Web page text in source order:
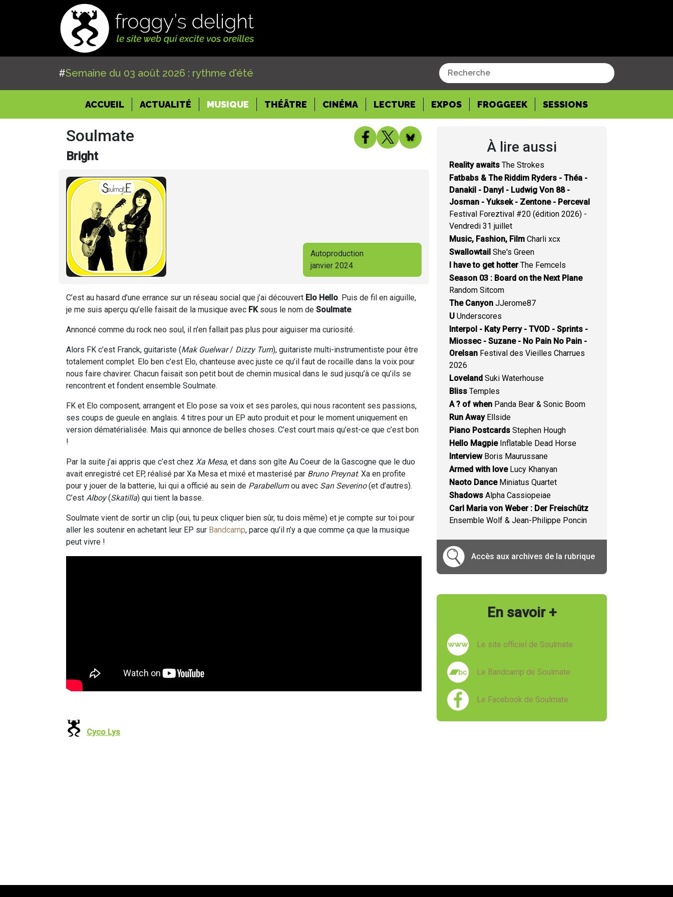
#Semaine du 03 août 2026 : rythme d'été
ACCUEIL(CURRENT)
ACTUALITÉ MUSIQUE THÉÂTRE CINÉMA LECTURE EXPOS FROGGEEK SESSIONS
Soulmate
Bright
Autoproduction
janvier 2024
C’est au hasard d’une errance sur un réseau social que j’ai découvert Elo Hello. Puis de fil en aiguille,
je me suis aperçu qu’elle faisait de la musique avec FKsous le nom de Soulmate.
Annoncé comme du rock neo soul, il n’en fallait pas plus pour aiguiser ma curiosité.
Alors FK c’est Franck, guitariste (Mak Guelwar/ Dizzy Turn), guitariste multi-instrumentiste pour être
totalement complet. Elo ben c’est Elo, chanteuse avec juste ce qu’il faut de rocaille dans la voix pour
nous faire chavirer. Chacun faisait son petit bout de chemin musical dans le sud jusqu’à ce qu’ils se
rencontrent et fondent ensemble Soulmate.
FK et Elo composent, arrangent et Elo pose sa voix et ses paroles, qui nous racontent ses passions,
ses coups de gueule en anglais. 4 titres pour un EP auto produit et pour le moment uniquement en
version dématérialisée. Mais qui annonce de belles choses. C’est court mais qu’est-ce que c’est bon
!
Par la suite j’ai appris que c’est chez Xa Mesa, et dans son gîte Au Coeur de la Gascogne que le duo
avait enregistré cet EP, réalisé par Xa Mesa et mixé et masterisé par Bruno Preynat. Xa en profite
pour y jouer de la batterie, lui qui a officié au sein de Parabellumou avec San Severino(et d’autres).
C’est Alboy(Skatilla) qui tient la basse.
Soulmate vient de sortir un clip (oui, tu peux cliquer bien sûr, tu dois même) et je compte sur toi pour
aller les soutenir en achetant leur EP sur Bandcamp, parce qu’il n’y a que comme ça que la musique
peut vivre !
Cyco Lys
À lire aussi
Reality awaits The Strokes
Fatbabs & The Riddim Ryders - Théa -
Danakil - Danyl - Ludwig Von 88 -
Josman - Yuksek - Zentone - Perceval
Festival Foreztival #20 (édition 2026) -
Vendredi 31 juillet
Music, Fashion, Film Charli xcx
Swallowtail She's Green
I have to get hotterThe Femcels
Season 03 : Board on the Next Plane
Random Sitcom
The Canyon JJerome87
U Underscores
Interpol - Katy Perry - TVOD - Sprints -
Miossec - Suzane - No Pain No Pain -
Orelsan Festival des Vieilles Charrues
2026
Loveland Suki Waterhouse
Bliss Temples
A ? of when Panda Bear & Sonic Boom
Run AwayEllside
Piano Postcards Stephen Hough
Hello MagpieInflatable Dead Horse
InterviewBoris Maurussane
Armed with loveLucy Khanyan
Naoto DanceMiniatus Quartet
Shadows Alpha Cassiopeiae
Carl Maria von Weber : Der Freischütz
Ensemble Wolf & Jean-Philippe Poncin
Accès aux archives de la rubrique
En savoir +
Le site officiel de Soulmate
Le Bandcamp de Soulmate
Le Facebook de Soulmate